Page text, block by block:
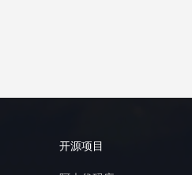
开源项目